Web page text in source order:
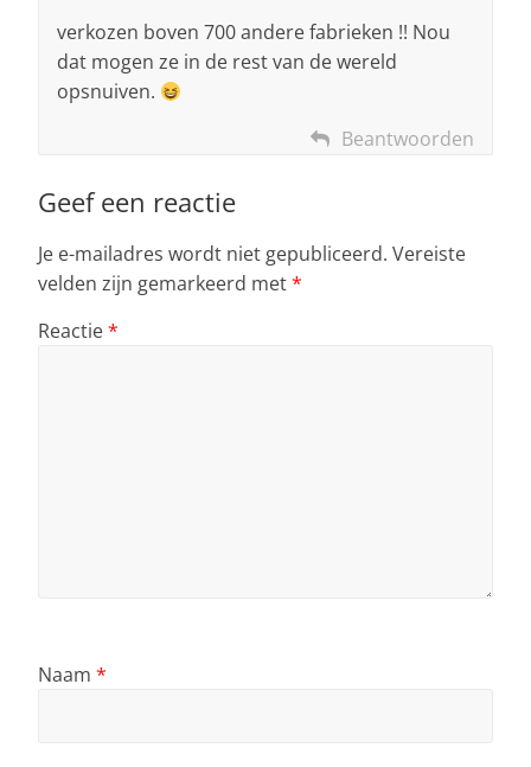
verkozen boven 700 andere fabrieken !! Nou
dat mogen ze in de rest van de wereld
opsnuiven.
Beantwoorden
Geef een reactie
Je e-mailadres wordt niet gepubliceerd. Vereiste
velden zijn gemarkeerd met*
Reactie*
Naam *